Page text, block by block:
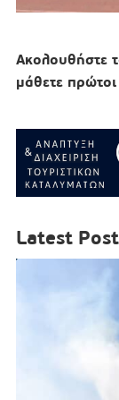
Ακολουθήστε
μάθετε πρώτοι
Latest Post